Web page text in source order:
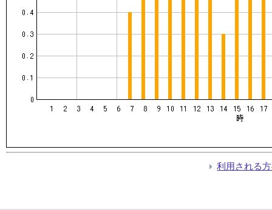
利用される